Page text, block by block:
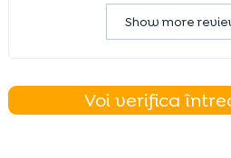
Show more
Voi verifica